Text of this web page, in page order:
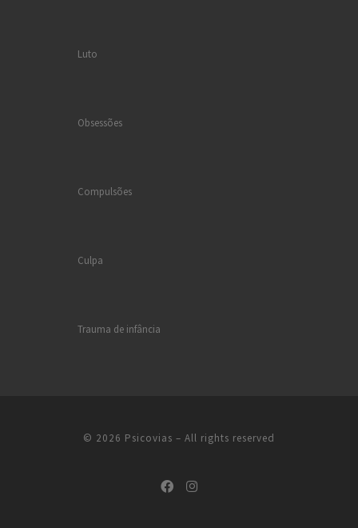
Luto
Obsessões
Compulsões
Culpa
Trauma de infância
© 2026 Psicovias – All rights reserved